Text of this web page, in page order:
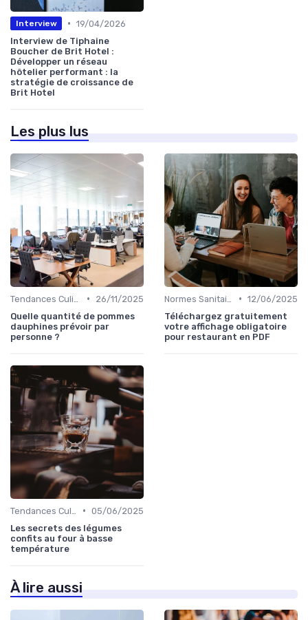
Interview • 19/04/2026
Interview de Tiphaine
Boucher de Brit Hotel :
Développer un réseau
hôtelier performant : la
stratégie de croissance de
Brit Hotel
Les plus lus
•
26/11/2025
Quelle quantité de pommes
dauphines prévoir par
personne ?
• 12/06/2025
Téléchargez gratuitement
votre affichage obligatoire
pour restaurant en PDF
• 05/06/2025
Les secrets des légumes
confits au four à basse
température
À lire aussi